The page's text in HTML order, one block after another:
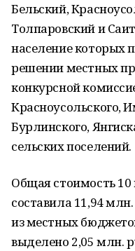
Бельский,
Толпаровский и
население которых
решении местных
конкурсной
Красноусольского,
Бурлинского,
сельских поселений.
Общая стоимость 10
составила 11,94
из местных
выделено 2,05 млн.